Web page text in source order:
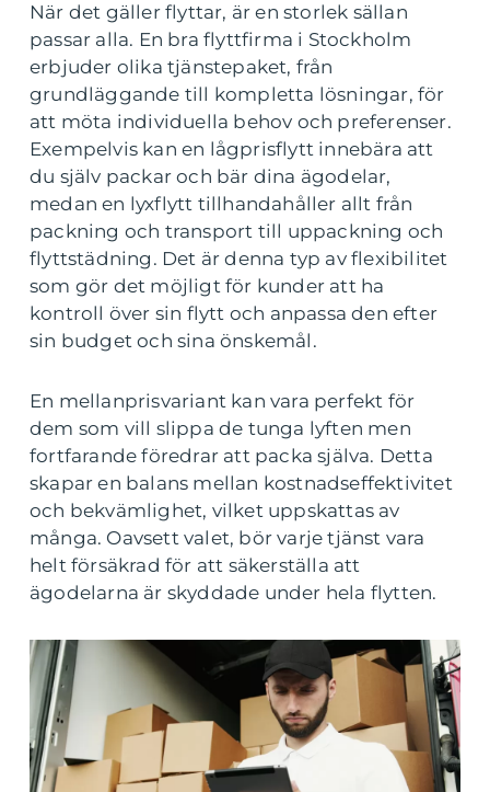
När det gäller flyttar, är en storlek sällan
passar alla. En bra flyttfirma i Stockholm
erbjuder olika tjänstepaket, från
grundläggande till kompletta lösningar, för
att möta individuella behov och preferenser.
Exempelvis kan en lågprisflytt innebära att
du själv packar och bär dina ägodelar,
medan en lyxflytt tillhandahåller allt från
packning och transport till uppackning och
flyttstädning. Det är denna typ av flexibilitet
som gör det möjligt för kunder att ha
kontroll över sin flytt och anpassa den efter
sin budget och sina önskemål.
En mellanprisvariant kan vara perfekt för
dem som vill slippa de tunga lyften men
fortfarande föredrar att packa själva. Detta
skapar en balans mellan kostnadseffektivitet
och bekvämlighet, vilket uppskattas av
många. Oavsett valet, bör varje tjänst vara
helt försäkrad för att säkerställa att
ägodelarna är skyddade under hela flytten.